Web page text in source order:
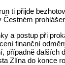
ti přijde
Čestném
a postup při
finanční
případně dalších
Zlína do konce